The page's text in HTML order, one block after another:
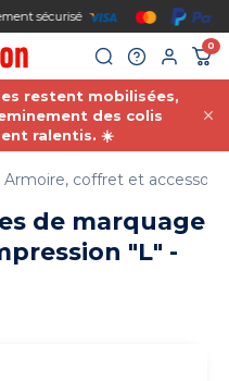
0
restent mobilisées,
des colis
ralentis. ☀️
Armoire, coffret et
de marquage
"L" -